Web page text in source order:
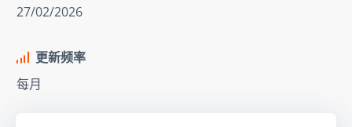
27/02/2026
更新频率
每月